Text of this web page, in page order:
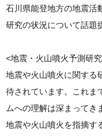
石川県能登地方の地震活
研究の状況について話題
<地震・火山噴火予測研
地震や火山噴火に関する
待されています。これま
ムへの理解は深まってき
地震や火山噴火を指摘す